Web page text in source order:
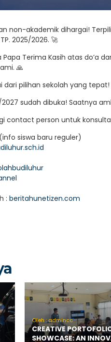
non-akademik dihargai!
2025/2026. 🚀
Papa Terima Kasih atas do’a
🙏
pilihan sekolah yang tepat!
sudah dibuka! Saatnya
contact person untuk
siswa baru reguler)
: beritahunetizen.com
Oleh : admincc
CREATIVE
SHOWCASE: AN